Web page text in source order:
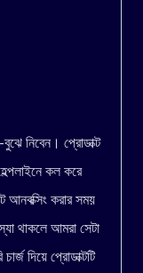
নিবেন। প্রোডাক্ট
কল করে
আনবক্সিং করার সময়
থাকলে আমরা সেটা
দিয়ে প্রোডাক্টটি